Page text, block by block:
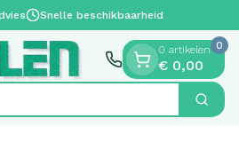
Snelle beschikbaarheid
Zoek
0 artikelen
€ 0,00
0